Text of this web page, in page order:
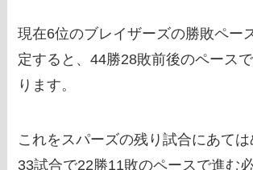
現在6位のブレイザーズの勝敗ペー
定すると、44勝28敗前後のペース
ります。
これをスパーズの残り試合にあては
33試合で22勝11敗のペースで進む